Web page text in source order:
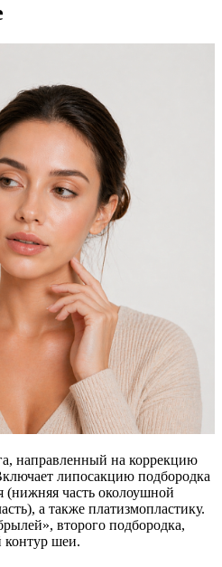
направленный на коррекцию
липосакцию подбородка
часть околоушной
а также платизмопластику.
второго подбородка,
контур шеи.